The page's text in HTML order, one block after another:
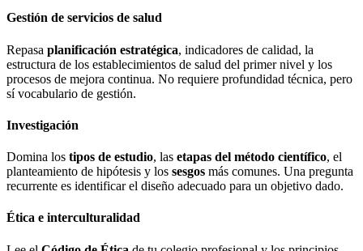
Gestión de servicios de salud
Repasa planificación estratégica, indicadores de calidad, la
estructura de los establecimientos de salud del primer nivel y los
procesos de mejora continua. No requiere profundidad técnica, pero
sí vocabulario de gestión.
Investigación
Domina los tipos de estudio, las etapas del método científico, el
planteamiento de hipótesis y los sesgos más comunes. Una pregunta
recurrente es identificar el diseño adecuado para un objetivo dado.
Ética e interculturalidad